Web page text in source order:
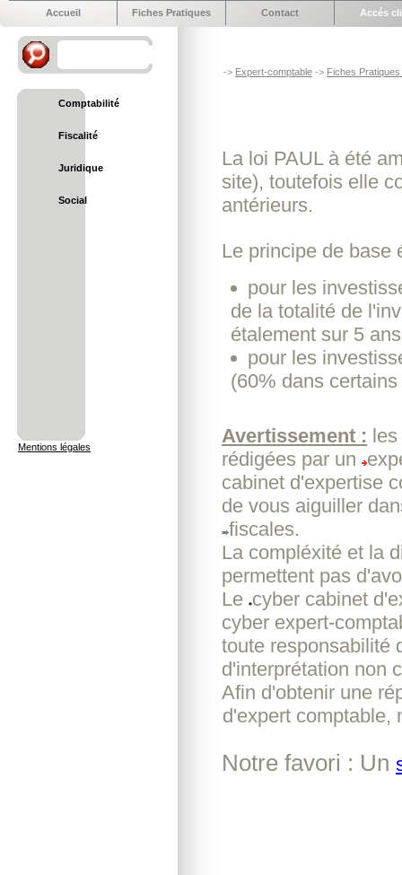
Accueil Fiches Pratiques Contact Accés
Comptabilité
Fiscalité
Juridique
Social
Mentions légales
-> Expert-comptable -> Fiches
La loi PAUL à été
site), toutefois elle
antérieurs.
Le principe de base
pour les
de la totalité de
étalement sur 5
pour les
(60% dans
Avertissement :
rédigées par un
cabinet d'expertise
de vous aiguiller
fiscales.
La compléxité et la
permettent pas
Le cyber cabinet
cyber expert-
toute responsabilité
d'interprétation non
Afin d'obtenir une
d'expert comptable,
Notre favori : Un